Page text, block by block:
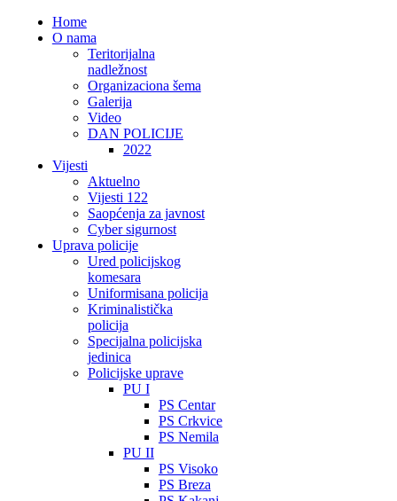
Home
O nama
Teritorijalna
nadležnost
Organizaciona šema
Galerija
Video
DAN POLICIJE
2022
Vijesti
Aktuelno
Vijesti 122
Saopćenja za javnost
Cyber sigurnost
Uprava policije
Ured policijskog
komesara
Uniformisana policija
Kriminalistička
policija
Specijalna policijska
jedinica
Policijske uprave
PU I
PS Centar
PS Crkvice
PS Nemila
PU II
PS Visoko
PS Breza